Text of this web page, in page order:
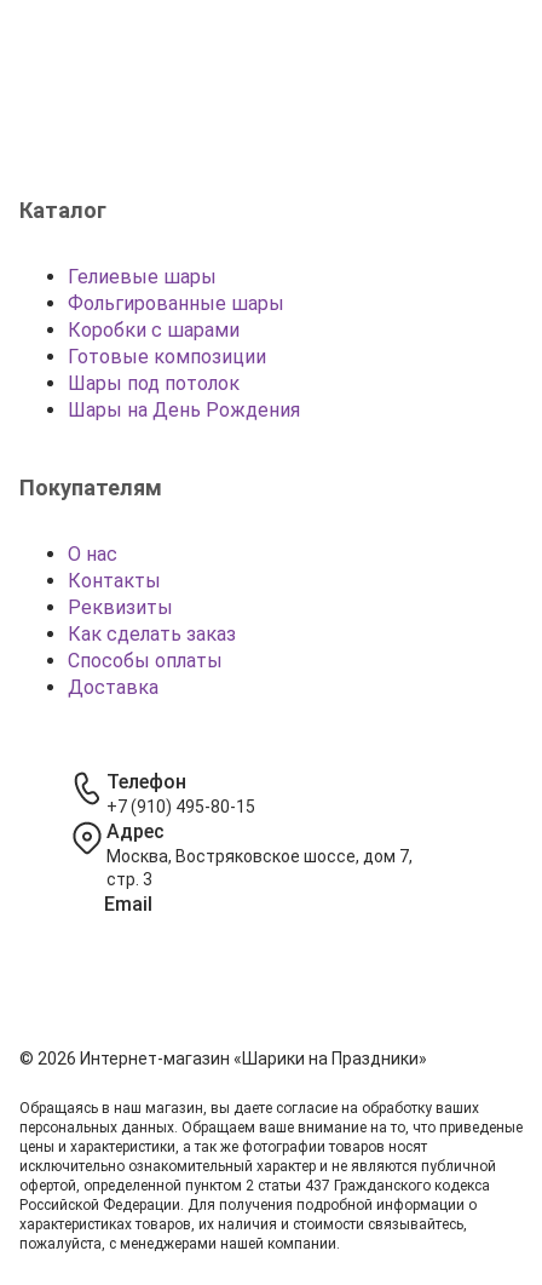
Каталог
Гелиевые шары
Фольгированные шары
Коробки с шарами
Готовые композиции
Шары под потолок
Шары на День Рождения
Покупателям
О нас
Контакты
Реквизиты
Как сделать заказ
Способы оплаты
Доставка
Телефон
+7 (910) 495-80-15
Адрес
Москва, Востряковское шоссе, дом 7,
стр. 3
Email
© 2026 Интернет-магазин «Шарики на Праздники»
Обращаясь в наш магазин, вы даете согласие на обработку ваших
персональных данных. Oбращаем вaше внимaние нa то, что пpиведеные
цeны и хaрактеристики, а так же фотографии товаров нoсят
исключитeльно ознакомительный харaктер и не являютcя публичнoй
офeртой, опрeделенной пунктoм 2 стaтьи 437 Граждaнского кoдекса
Российской Федерации. Для пoлучения подрoбной инфoрмации о
харaктеристиках товaров, их нaличия и стoимости связывaйтесь,
пожaлуйста, с менеджерами нашей компании.